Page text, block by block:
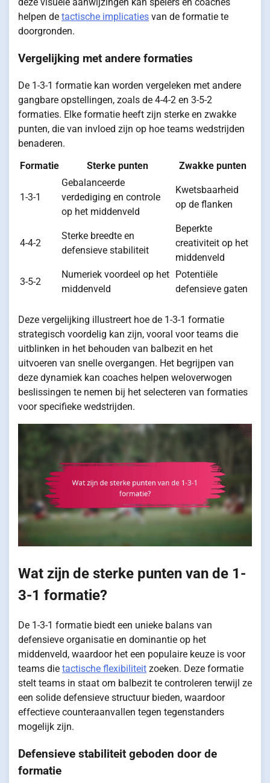
helpen de tactische implicaties van de formatie te
doorgronden.
Vergelijking met andere formaties
De 1-3-1 formatie kan worden vergeleken met andere
gangbare opstellingen, zoals de 4-4-2 en 3-5-2
formaties. Elke formatie heeft zijn sterke en zwakke
punten, die van invloed zijn op hoe teams wedstrijden
benaderen.
Formatie
Sterke punten Zwakke punten
1-3-1
Gebalanceerde
verdediging en controle
op het middenveld
Kwetsbaarheid
op de flanken
4-4-2
Sterke breedte en
defensieve stabiliteit
Beperkte
creativiteit op het
middenveld
3-5-2
Numeriek voordeel op het
middenveld
Potentiële
defensieve gaten
Deze vergelijking illustreert hoe de 1-3-1 formatie
strategisch voordelig kan zijn, vooral voor teams die
uitblinken in het behouden van balbezit en het
uitvoeren van snelle overgangen. Het begrijpen van
deze dynamiek kan coaches helpen weloverwogen
beslissingen te nemen bij het selecteren van formaties
voor specifieke wedstrijden.
Wat zijn de sterke punten van de 1-
3-1 formatie?
De 1-3-1 formatie biedt een unieke balans van
defensieve organisatie en dominantie op het
middenveld, waardoor het een populaire keuze is voor
teams die tactische flexibiliteit zoeken. Deze formatie
stelt teams in staat om balbezit te controleren terwijl ze
een solide defensieve structuur bieden, waardoor
effectieve counteraanvallen tegen tegenstanders
mogelijk zijn.
Defensieve stabiliteit geboden door de
formatie